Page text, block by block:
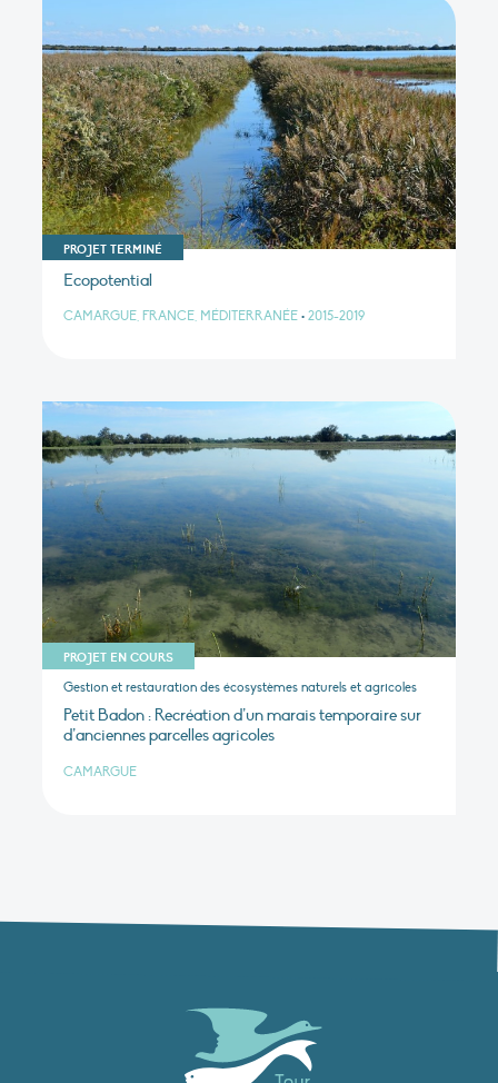
PROJET TERMINÉ
Ecopotential
CAMARGUE, FRANCE, MÉDITERRANÉE • 2015-2019
PROJET EN COURS
Gestion et restauration des écosystèmes naturels et agricoles
Petit Badon : Recréation d’un marais temporaire sur
d’anciennes parcelles agricoles
CAMARGUE